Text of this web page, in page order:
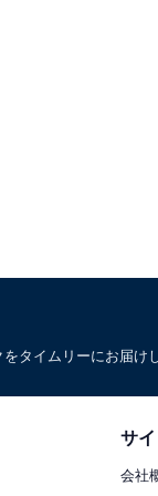
タイムリーにお届
サ
会社